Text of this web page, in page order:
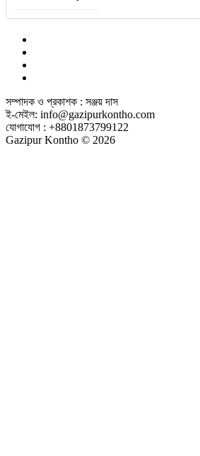
সম্পাদক ও প্রকাশক : সঞ্জয় দাস
ই-মেইল: info@gazipurkontho.com
যোগাযোগ : +8801873799122
Gazipur Kontho © 2026